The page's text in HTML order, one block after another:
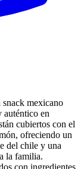
mexicano
auténtico en
cubiertos con el
ofreciendo un
del chile y una
la familia.
con ingredientes